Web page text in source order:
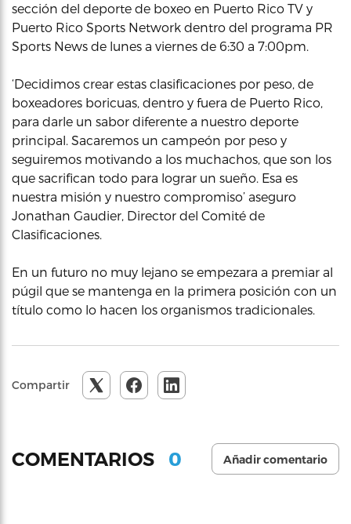
sección del deporte de boxeo en Puerto Rico TV y
Puerto Rico Sports Network dentro del programa PR
Sports News de lunes a viernes de 6:30 a 7:00pm.
‘Decidimos crear estas clasificaciones por peso, de
boxeadores boricuas, dentro y fuera de Puerto Rico,
para darle un sabor diferente a nuestro deporte
principal. Sacaremos un campeón por peso y
seguiremos motivando a los muchachos, que son los
que sacrifican todo para lograr un sueño. Esa es
nuestra misión y nuestro compromiso’ aseguro
Jonathan Gaudier, Director del Comité de
Clasificaciones.
En un futuro no muy lejano se empezara a premiar al
púgil que se mantenga en la primera posición con un
título como lo hacen los organismos tradicionales.
Compartir
COMENTARIOS 0 Añadir comentario